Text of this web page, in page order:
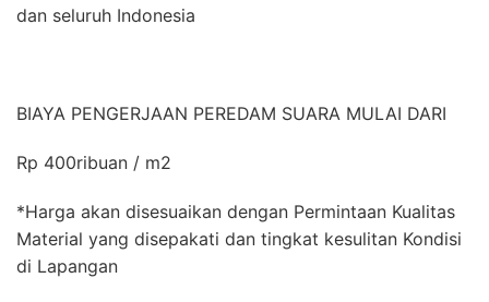
dan seluruh Indonesia
BIAYA PENGERJAAN PEREDAM SUARA MULAI DARI
Rp 400ribuan / m2
*Harga akan disesuaikan dengan Permintaan Kualitas
Material yang disepakati dan tingkat kesulitan Kondisi
di Lapangan